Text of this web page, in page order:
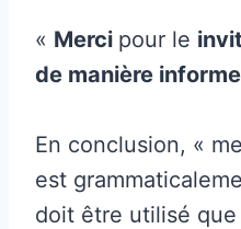
« Merci pour le
de manière
En conclusion, «
est
doit être utilisé